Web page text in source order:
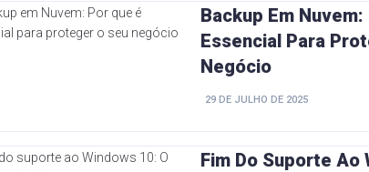
Backup Em Nuvem:
Essencial Para
Negócio
29 DE JULHO DE 2025
Fim Do Suporte Ao